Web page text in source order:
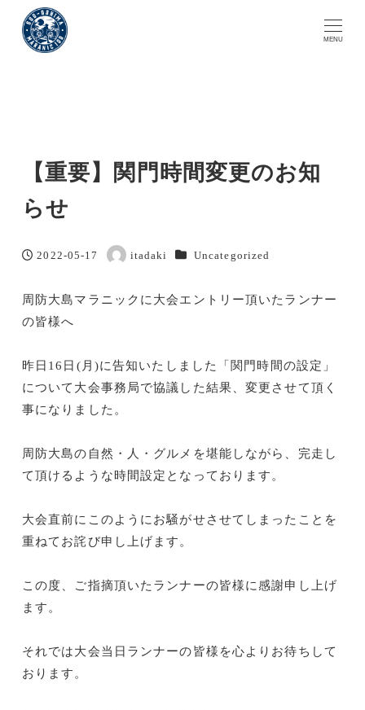
MENU
【重要】関門時間変更のお知
らせ
投稿日
2022-05-17
著
itadaki カテゴリー
Uncategorized
周防大島マラニックに大会エントリー頂いたランナー
の皆様へ
昨日16日(月)に告知いたしました「関門時間の設定」
について大会事務局で協議した結果、変更させて頂く
事になりました。
周防大島の自然・人・グルメを堪能しながら、完走し
て頂けるような時間設定となっております。
大会直前にこのようにお騒がせさせてしまったことを
重ねてお詫び申し上げます。
この度、ご指摘頂いたランナーの皆様に感謝申し上げ
ます。
それでは大会当日ランナーの皆様を心よりお待ちして
おります。